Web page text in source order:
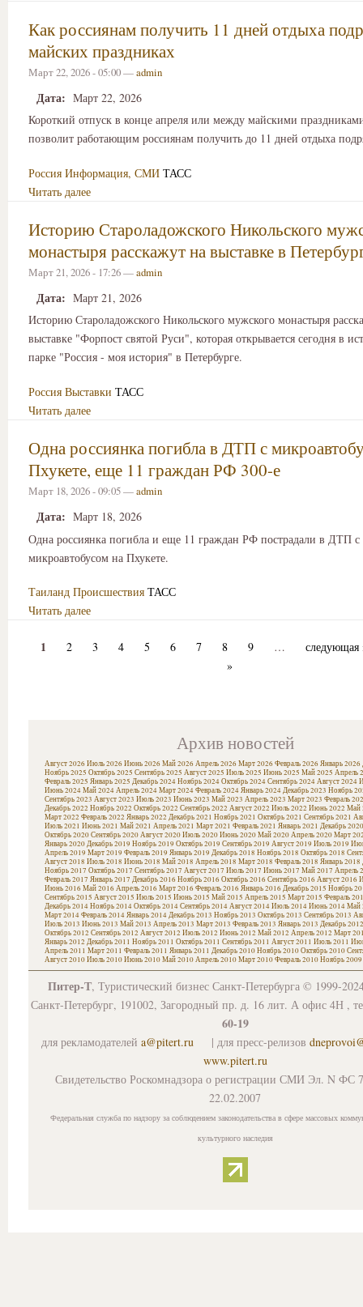
Как россиянам получить 11 дней отдыха
майских праздниках
Март 22, 2026 - 05:00 —admin
Дата: Март 22, 2026
Короткий отпуск в конце апреля или между майскими
позволит работающим россиянам получить до 11 дней отдыха
Россия Информация, СМИ ТАСС
Читать далее
Историю Староладожского Никольского
монастыря расскажут на выставке в
Март 21, 2026 - 17:26 —admin
Дата: Март 21, 2026
Историю Староладожского Никольского мужского монастыря
выставке "Форпост святой Руси", которая открывается сегодня в
парке "Россия - моя история" в Петербурге.
Россия Выставки ТАСС
Читать далее
Одна россиянка погибла в ДТП с
Пхукете, еще 11 граждан РФ 300-е
Март 18, 2026 - 09:05 —admin
Дата: Март 18, 2026
Одна россиянка погибла и еще 11 граждан РФ пострадали в ДТП с
микроавтобусом на Пхукете.
Таиланд Происшествия ТАСС
Читать далее
1 2 3 4 5 6 7 8 9 …
следующая
»
Архив новостей
Август 2026 Июль 2026 Июнь 2026 Май 2026 Апрель 2026 Март 2026 Февраль 2026 Январь 2026
Ноябрь 2025 Октябрь 2025 Сентябрь 2025 Август 2025 Июль 2025 Июнь 2025 Май 2025 Апрель
Февраль 2025 Январь 2025 Декабрь 2024Ноябрь 2024Октябрь 2024Сентябрь 2024Август 2024
Июнь 2024Май 2024Апрель 2024Март 2024Февраль 2024Январь 2024Декабрь 2023 Ноябрь
Сентябрь 2023 Август 2023 Июль 2023 Июнь 2023 Май 2023 Апрель 2023 Март 2023 Февраль
Декабрь 2022 Ноябрь 2022 Октябрь 2022 Сентябрь 2022 Август 2022 Июль 2022 Июнь 2022 Май
Март 2022 Февраль 2022 Январь 2022 Декабрь 2021 Ноябрь 2021 Октябрь 2021 Сентябрь 2021
Июль 2021 Июнь 2021 Май 2021 Апрель 2021 Март 2021 Февраль 2021 Январь 2021 Декабрь 2020
Октябрь 2020Сентябрь 2020Август 2020Июль 2020Июнь 2020Май 2020Апрель 2020Март
Январь 2020Декабрь 2019 Ноябрь 2019 Октябрь 2019 Сентябрь 2019 Август 2019 Июль 2019
Апрель 2019 Март 2019 Февраль 2019 Январь 2019 Декабрь 2018 Ноябрь 2018 Октябрь 2018
Август 2018 Июль 2018 Июнь 2018 Май 2018 Апрель 2018 Март 2018 Февраль 2018 Январь 2018
Ноябрь 2017 Октябрь 2017 Сентябрь 2017 Август 2017 Июль 2017 Июнь 2017 Май 2017 Апрель
Февраль 2017 Январь 2017 Декабрь 2016 Ноябрь 2016 Октябрь 2016 Сентябрь 2016 Август 2016
Июнь 2016 Май 2016 Апрель 2016 Март 2016 Февраль 2016 Январь 2016 Декабрь 2015 Ноябрь
Сентябрь 2015 Август 2015 Июль 2015 Июнь 2015 Май 2015 Апрель 2015 Март 2015 Февраль
Декабрь 2014Ноябрь 2014Октябрь 2014Сентябрь 2014Август 2014Июль 2014Июнь 2014Май
Март 2014Февраль 2014Январь 2014Декабрь 2013 Ноябрь 2013 Октябрь 2013 Сентябрь 2013
Июль 2013 Июнь 2013 Май 2013 Апрель 2013 Март 2013 Февраль 2013 Январь 2013 Декабрь 2012
Октябрь 2012 Сентябрь 2012 Август 2012 Июль 2012 Июнь 2012 Май 2012 Апрель 2012 Март
Январь 2012 Декабрь 2011 Ноябрь 2011 Октябрь 2011 Сентябрь 2011 Август 2011 Июль 2011
Апрель 2011 Март 2011 Февраль 2011 Январь 2011 Декабрь 2010Ноябрь 2010Октябрь 2010
Август 2010Июль 2010Июнь 2010Май 2010Апрель 2010Март 2010Февраль 2010Ноябрь 2009
Питер-Т, Туристический бизнес Санкт-Петербурга © 1999-
Санкт-Петербург, 191002, Загородный пр. д. 16 лит. А офис 4Н ,
60-19
для рекламодателей a@pitert.ru | для пресс-релизов
www.pitert.ru
Свидетельство Роскомнадзора о регистрации СМИ Эл. N ФС
22.02.2007
Федеральная служба по надзору за соблюдением законодательства в сфере массовых
культурного наследия